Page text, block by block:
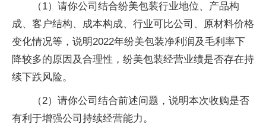
（1）请你公司结合纷美包装行业地位、产品构
成、客户结构、成本构成、行业可比公司、原材料价格
变化情况等，说明2022年纷美包装净利润及毛利率下
降较多的原因及合理性，纷美包装经营业绩是否存在持
续下跌风险。
（2）请你公司结合前述问题，说明本次收购是否
有利于增强公司持续经营能力。